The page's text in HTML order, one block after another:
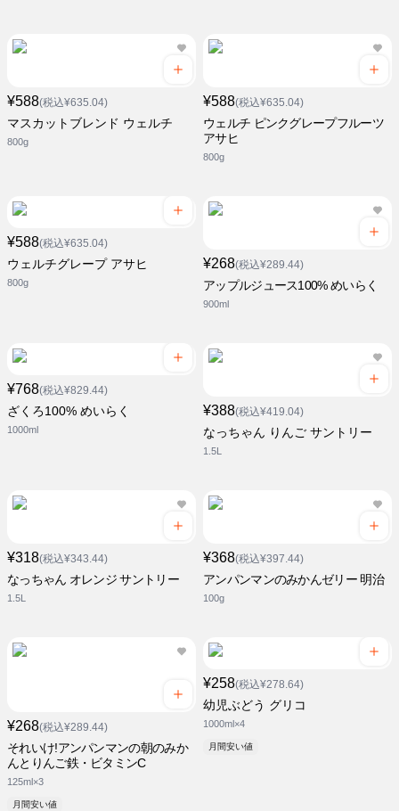
¥588(税込¥635.04)
マスカットブレンド ウェルチ
800g
¥588(税込¥635.04)
ウェルチ ピンクグレープフルーツ
アサヒ
800g
¥588(税込¥635.04)
ウェルチグレープ アサヒ
800g
¥268(税込¥289.44)
アップルジュース100% めいらく
900ml
¥768(税込¥829.44)
ざくろ100% めいらく
1000ml
¥388(税込¥419.04)
なっちゃん りんご サントリー
1.5L
¥318(税込¥343.44)
なっちゃん オレンジ サントリー
1.5L
¥368(税込¥397.44)
アンパンマンのみかんゼリー 明治
100g
¥268(税込¥289.44)
それいけ!アンパンマンの朝のみか
んとりんご鉄・ビタミンC
125ml×3
月間安い値
¥258(税込¥278.64)
幼児ぶどう グリコ
1000ml×4
月間安い値